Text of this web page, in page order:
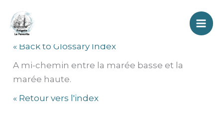
contenu
Demi-flot
« Back to Glossary Index
A mi-chemin entre la marée basse et la
marée haute.
« Retour vers l'index